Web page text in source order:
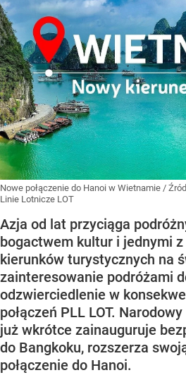
Nowe połączenie do Hanoi w Wietnamie /
Linie Lotnicze LOT
Azja od lat przyciąga
bogactwem kultur i jednymi
kierunków turystycznych na
zainteresowanie podróżami
odzwierciedlenie w
połączeń PLL LOT.
już wkrótce zainauguruje
do Bangkoku, rozszerza
połączenie do Hanoi.